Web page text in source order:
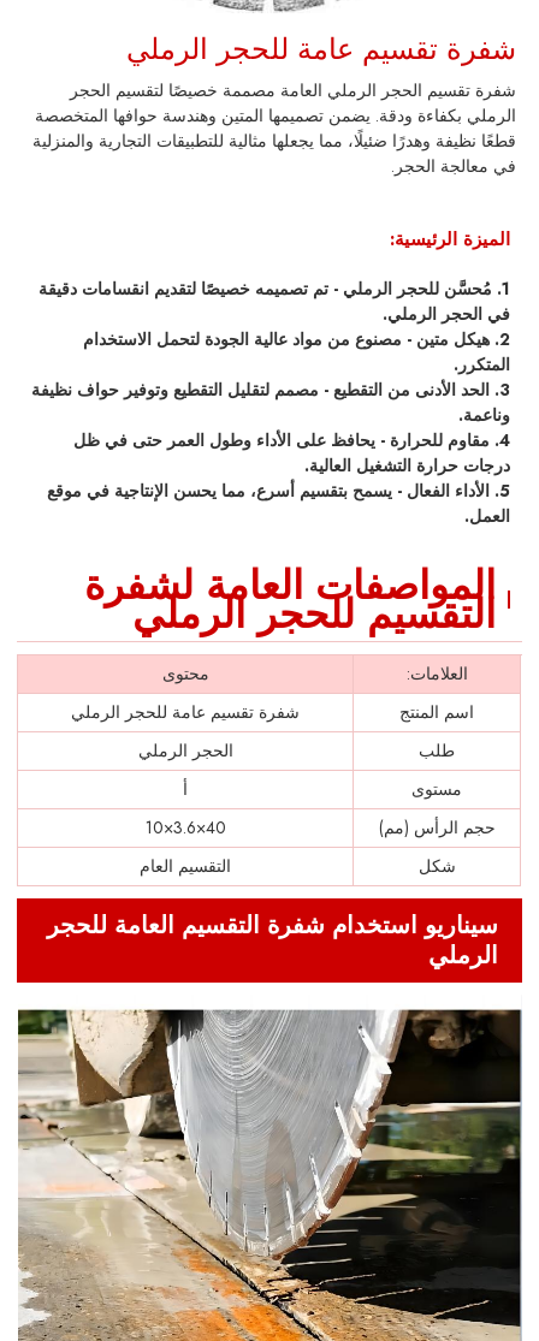
شفرة تقسيم عامة للحجر الرملي
شفرة تقسيم الحجر الرملي العامة مصممة خصيصًا لتقسيم الحجر
الرملي بكفاءة ودقة. يضمن تصميمها المتين وهندسة حوافها المتخصصة
قطعًا نظيفة وهدرًا ضئيلًا، مما يجعلها مثالية للتطبيقات التجارية والمنزلية
في معالجة الحجر.
الميزة الرئيسية:
1. مُحسَّن للحجر الرملي - تم تصميمه خصيصًا لتقديم انقسامات دقيقة
في الحجر الرملي.
2. هيكل متين - مصنوع من مواد عالية الجودة لتحمل الاستخدام
المتكرر.
3. الحد الأدنى من التقطيع - مصمم لتقليل التقطيع وتوفير حواف نظيفة
وناعمة.
4. مقاوم للحرارة - يحافظ على الأداء وطول العمر حتى في ظل
درجات حرارة التشغيل العالية.
5. الأداء الفعال - يسمح بتقسيم أسرع، مما يحسن الإنتاجية في موقع
العمل.
المواصفات العامة لشفرة
التقسيم للحجر الرملي
العلامات:
محتوى
اسم المنتج
شفرة تقسيم عامة للحجر الرملي
طلب
الحجر الرملي
مستوى
أ
حجم الرأس (مم)
40×3.6×10
شكل
التقسيم العام
سيناريو استخدام شفرة التقسيم العامة للحجر
الرملي